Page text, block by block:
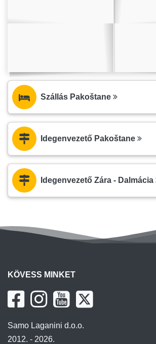
Szállás Pakoštane
Idegenvezető Pakoštane
Idegenvezető Zára - Dalmácia
Samo Laganini d.o.o.
Lea Mullera 46, 10000 Zagreb